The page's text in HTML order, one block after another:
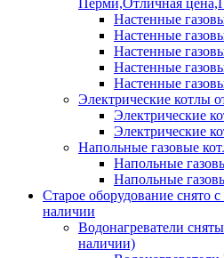
Настенные
Настенные
Настенные
Настенные
Настенные
Электрические котлы
Электрические
Электрические
Напольные газовые
Напольные
Напольные
Старое оборудование снято
наличии
Водонагреватели
наличии)